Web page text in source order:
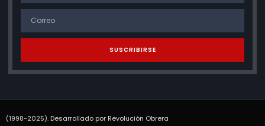
SUSCRIBIRSE
(1998-2025). Desarrollado por Revolución Obrera